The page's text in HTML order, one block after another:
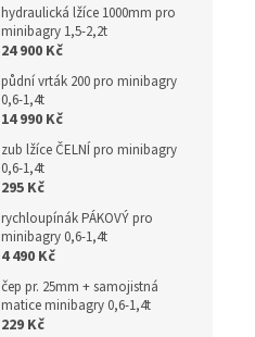
hydraulická lžíce 1000mm pro
minibagry 1,5-2,2t
24 900 Kč
půdní vrták 200 pro minibagry
0,6-1,4t
14 990 Kč
zub lžíce ČELNÍ pro minibagry
0,6-1,4t
295 Kč
rychloupínák PÁKOVÝ pro
minibagry 0,6-1,4t
4 490 Kč
čep pr. 25mm + samojistná
matice minibagry 0,6-1,4t
229 Kč